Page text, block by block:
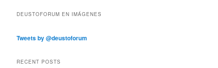
DEUSTOFORUM EN IMÁGENES
Tweets by @deustoforum
RECENT POSTS